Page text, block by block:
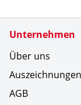
Unternehmen
Über uns
Auszeichnungen
AGB